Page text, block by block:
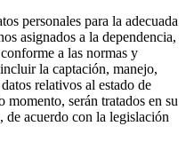
personales para la adecuada
asignados a la dependencia,
a las normas y
la captación, manejo,
relativos al estado de
momento, serán tratados en su
de acuerdo con la legislación